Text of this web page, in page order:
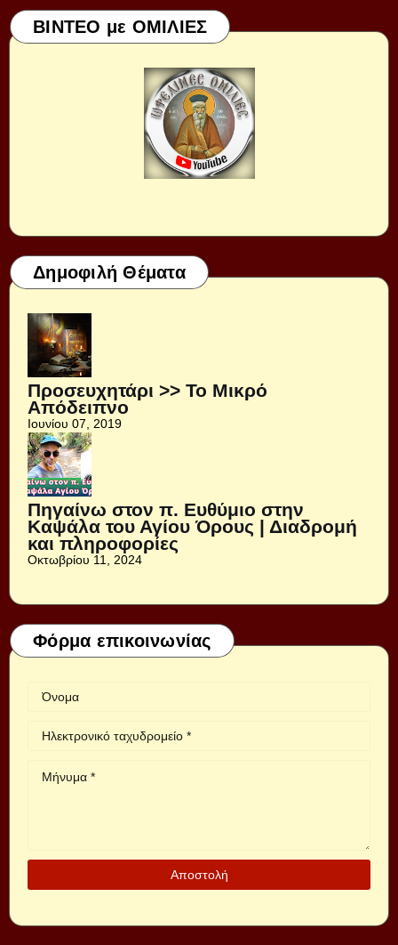
ΒΙΝΤΕΟ με ΟΜΙΛΙΕΣ
Δημοφιλή Θέματα
Προσευχητάρι >> Το Μικρό
Απόδειπνο
Ιουνίου 07, 2019
Πηγαίνω στον π. Ευθύμιο στην
Καψάλα του Αγίου Όρους | Διαδρομή
και πληροφορίες
Οκτωβρίου 11, 2024
Φόρμα επικοινωνίας